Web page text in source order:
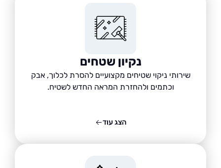
נקיון שטחים
שירותי ניקוי שטיחים מקצועיים להסרת לכלוך, אבק
וכתמים ולהחזרת המראה החדש לשטיח.